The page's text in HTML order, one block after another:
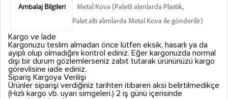
Ambalaj Bilgileri
Metal Kova (Paletli alımlarda Plastik,
Palet altı alımlarda Metal Kova ile gönderilir)
Kargo ve İade
Kargonuzu teslim almadan önce lütfen eksik, hasarlı ya da
ayıplı olup olmadığını kontrol ediniz. Eğer kargonuzda normal
dışı bir durum gözlemlerseniz zabıt tutarak ürününüzü kargo
görevlisine iade ediniz.
Sipariş Kargoya Verilişi
Ürünler siparişi verdiğiniz tarihten itibaren aksi belirtilmedikçe
(Hızlı kargo vb. uyarı simgeleri.) 2 iş günü içerisinde